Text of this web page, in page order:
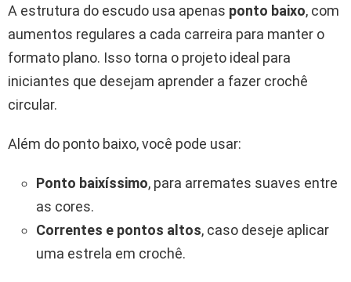
A estrutura do escudo usa apenas ponto baixo, com
aumentos regulares a cada carreira para manter o
formato plano. Isso torna o projeto ideal para
iniciantes que desejam aprender a fazer crochê
circular.
Além do ponto baixo, você pode usar:
Ponto baixíssimo, para arremates suaves entre
as cores.
Correntes e pontos altos, caso deseje aplicar
uma estrela em crochê.